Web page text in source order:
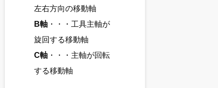
左右方向の移動軸
B軸 ・・・工具主軸が
旋回する移動軸
C軸 ・・・主軸が回転
する移動軸